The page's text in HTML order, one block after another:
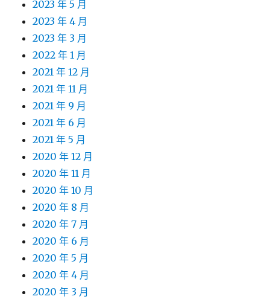
2023 年 5 月
2023 年 4 月
2023 年 3 月
2022 年 1 月
2021 年 12 月
2021 年 11 月
2021 年 9 月
2021 年 6 月
2021 年 5 月
2020 年 12 月
2020 年 11 月
2020 年 10 月
2020 年 8 月
2020 年 7 月
2020 年 6 月
2020 年 5 月
2020 年 4 月
2020 年 3 月